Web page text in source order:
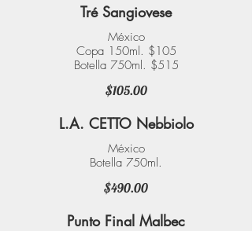
Tré Sangiovese
México
Copa 150ml. $105
Botella 750ml. $515
$105.00
L.A. CETTO Nebbiolo
México
Botella 750ml.
$490.00
Punto Final Malbec